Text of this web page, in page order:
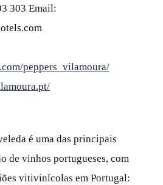
303 Email:
peppers_vilamoura/
é uma das principais
de vinhos portugueses, com
vitivinícolas em Portugal: